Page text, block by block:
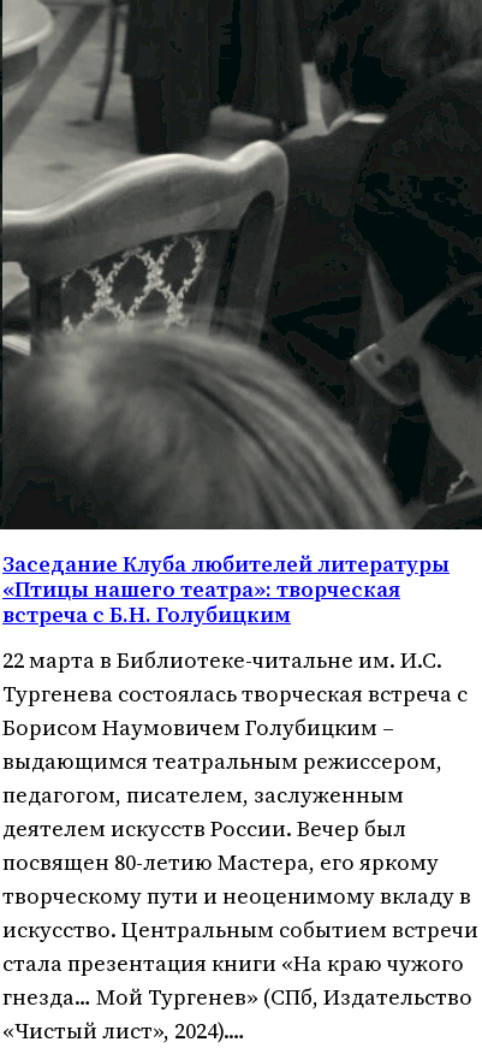
Заседание Клуба любителей литературы
«Птицы нашего театра»: творческая
встреча с Б.Н. Голубицким
22 марта в Библиотеке-читальне им. И.С.
Тургенева состоялась творческая встреча с
Борисом Наумовичем Голубицким –
выдающимся театральным режиссером,
педагогом, писателем, заслуженным
деятелем искусств России. Вечер был
посвящен 80-летию Мастера, его яркому
творческому пути и неоценимому вкладу в
искусство. Центральным событием встречи
стала презентация книги «На краю чужого
гнезда… Мой Тургенев» (СПб, Издательство
«Чистый лист», 2024).…